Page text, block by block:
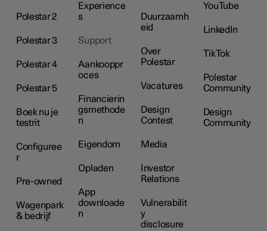
Polestar 2
Polestar 3
Polestar 4
Polestar 5
Boek nu je
testrit
Configuree
r
Pre-owned
Wagenpark
& bedrijf
Experience
s
Support
Aankooppr
oces
Financierin
gsmethode
n
Eigendom
Opladen
App
downloade
n
Duurzaamh
eid
Over
Polestar
Vacatures
Design
Contest
Media
Investor
Relations
Vulnerabilit
y
disclosure
YouTube
LinkedIn
TikTok
Polestar
Community
Design
Community